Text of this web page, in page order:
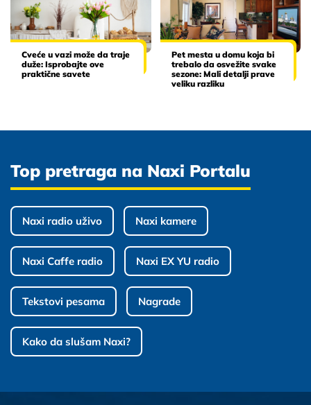
Cveće u vazi može da traje
duže: Isprobajte ove
praktične savete
Pet mesta u domu koja bi
trebalo da osvežite svake
sezone: Mali detalji prave
veliku razliku
Top pretraga na Naxi Portalu
Naxi radio uživo Naxi kamere
Naxi Caffe radio Naxi EX YU radio
Tekstovi pesama Nagrade
Kako da slušam Naxi?